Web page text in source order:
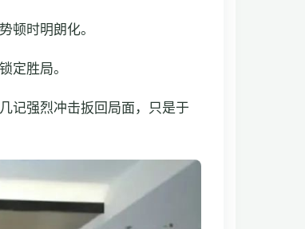
顿时明朗化。
定胜局。
记强烈冲击扳回局面，只是于